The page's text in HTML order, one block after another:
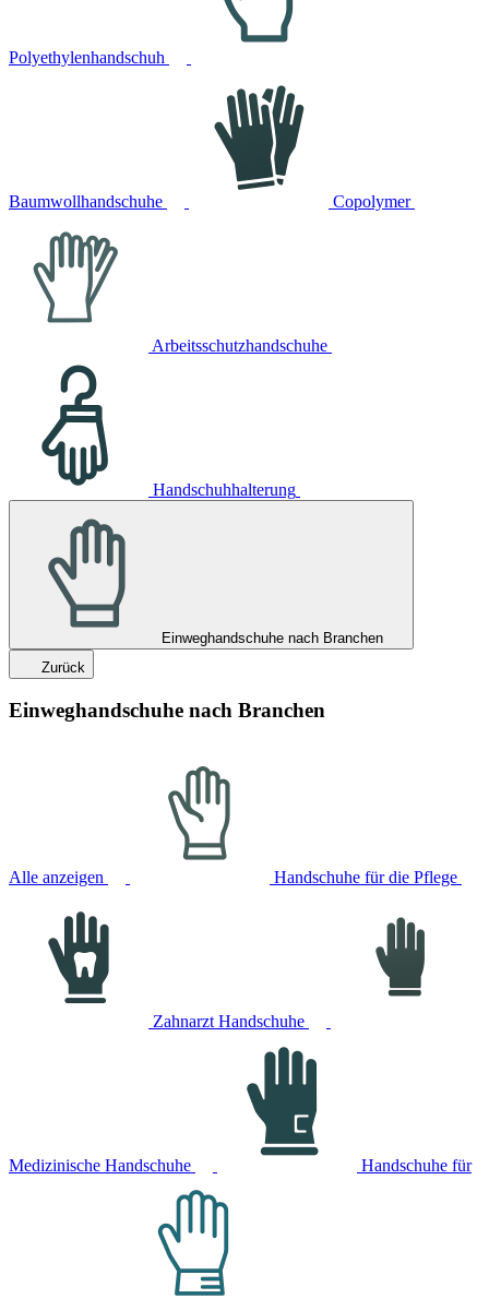
Polyethylenhandschuh
Baumwollhandschuhe Copolymer
Arbeitsschutzhandschuhe
Handschuhhalterung
Einweghandschuhe nach Branchen
Zurück
Einweghandschuhe nach Branchen
Alle anzeigen Handschuhe für die Pflege
Zahnarzt Handschuhe
Medizinische Handschuhe Handschuhe für